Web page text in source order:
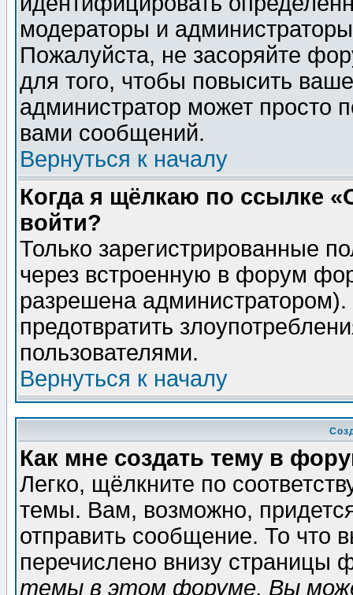
модераторы и
Пожалуйста, не засоряйте
для того, чтобы повысить
администратор может просто
вами сообщений.
Вернуться к началу
Когда я щёлкаю по ссылке
войти?
Только зарегистрированные
через встроенную в форум
разрешена
предотвратить
пользователями.
Вернуться к началу
Как мне создать тему в
Легко, щёлкните по
темы. Вам, возможно,
отправить сообщение. То что
перечислено внизу страницы
темы в этом форуме, Вы